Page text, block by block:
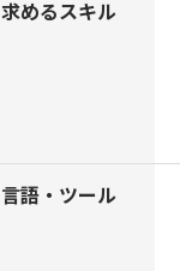
求めるスキル
言語・ツール